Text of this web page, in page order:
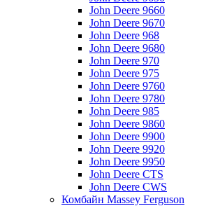
John Deere 9660
John Deere 9670
John Deere 968
John Deere 9680
John Deere 970
John Deere 975
John Deere 9760
John Deere 9780
John Deere 985
John Deere 9860
John Deere 9900
John Deere 9920
John Deere 9950
John Deere CTS
John Deere CWS
Комбайн Massey Ferguson